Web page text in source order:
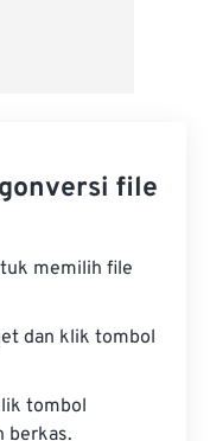
file
memilih file
dan klik tombol
tombol
berkas.